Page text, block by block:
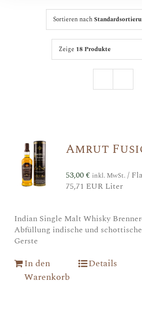
Sortieren nach
Zeige 18 Produkte
Amrut
53,00€ inkl. MwSt. /
75,71 EUR Liter
Indian Single Malt Whisky
Abfüllung indische und schottische
Gerste
In den
Warenkorb
Details